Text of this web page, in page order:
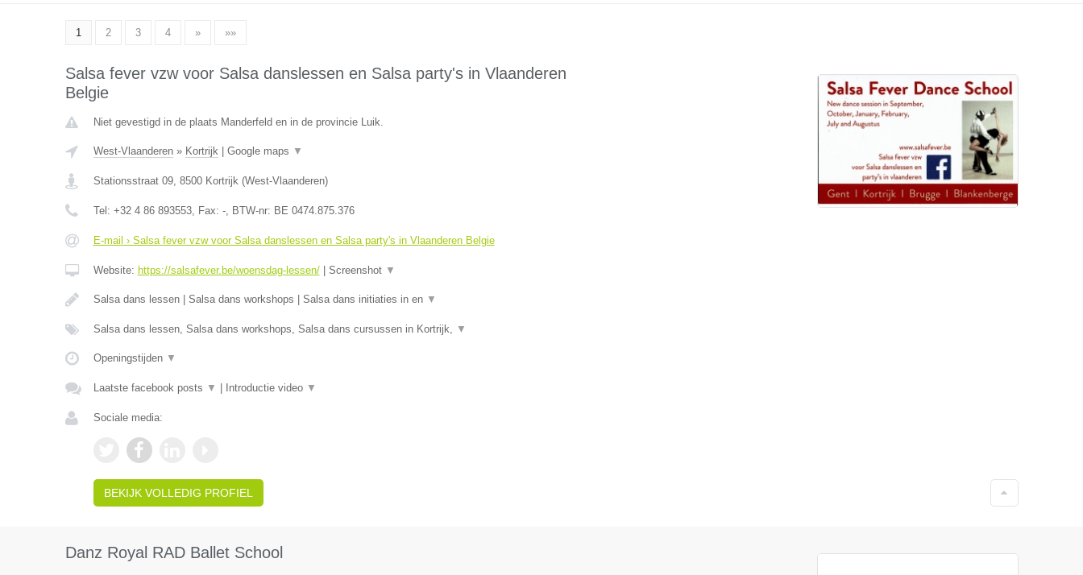
1 2 3 4 » »»
Salsa fever vzw voor Salsa danslessen en Salsa party's in Vlaanderen
Belgie
Niet gevestigd in de plaats Manderfeld en in de provincie Luik.
West-Vlaanderen» Kortrijk| Google maps ▼
Stationsstraat 09, 8500 Kortrijk(West-Vlaanderen)
Tel: +32 4 86 893553, Fax: -, BTW-nr: BE 0474.875.376
E-mail › Salsa fever vzw voor Salsa danslessen en Salsa party's in Vlaanderen Belgie
Website: https://salsafever.be/woensdag-lessen/| Screenshot ▼
Salsa dans lessen | Salsa dans workshops | Salsa dans initiaties in en ▼
Salsa dans lessen, Salsa dans workshops, Salsa dans cursussen in Kortrijk, ▼
Openingstijden ▼
Laatste facebook posts ▼ Introductie video ▼
Sociale media:
BEKIJK VOLLEDIG PROFIEL
Danz Royal RAD Ballet School